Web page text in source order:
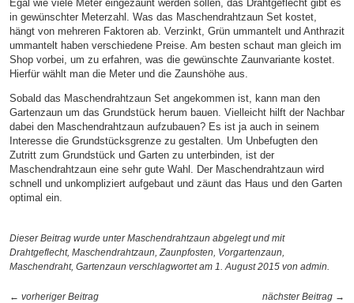
Egal wie viele Meter eingezäunt werden sollen, das Drahtgeflecht gibt es
in gewünschter Meterzahl. Was das Maschendrahtzaun Set kostet,
hängt von mehreren Faktoren ab. Verzinkt, Grün ummantelt und Anthrazit
ummantelt haben verschiedene Preise. Am besten schaut man gleich im
Shop vorbei, um zu erfahren, was die gewünschte Zaunvariante kostet.
Hierfür wählt man die Meter und die Zaunshöhe aus.
Sobald das Maschendrahtzaun Set angekommen ist, kann man den
Gartenzaun um das Grundstück herum bauen. Vielleicht hilft der Nachbar
dabei den Maschendrahtzaun aufzubauen? Es ist ja auch in seinem
Interesse die Grundstücksgrenze zu gestalten. Um Unbefugten den
Zutritt zum Grundstück und Garten zu unterbinden, ist der
Maschendrahtzaun eine sehr gute Wahl. Der Maschendrahtzaun wird
schnell und unkompliziert aufgebaut und zäunt das Haus und den Garten
optimal ein.
Dieser Beitrag wurde unterMaschendrahtzaun abgelegt und mit
Drahtgeflecht, Maschendrahtzaun,Zaunpfosten, Vorgartenzaun,
Maschendraht, Gartenzaun verschlagwortet am 1. August 2015 von admin.
← vorheriger Beitrag nächster Beitrag →